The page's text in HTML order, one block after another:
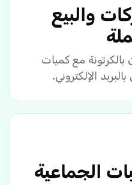
والبيع
مع كميات
الإلكتروني.
الجماعية